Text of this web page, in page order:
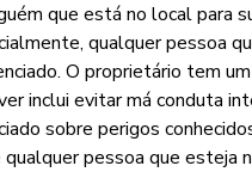
que está no local para
qualquer pessoa
O proprietário tem
inclui evitar má conduta
sobre perigos
pessoa que esteja